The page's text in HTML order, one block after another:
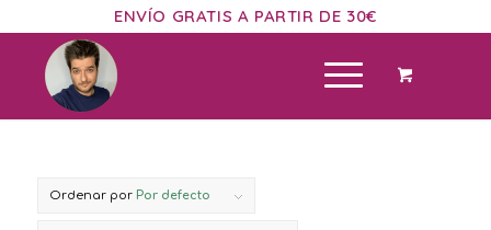
ENVÍO GRATIS A PARTIR DE 30€
Ordenar por Por defecto